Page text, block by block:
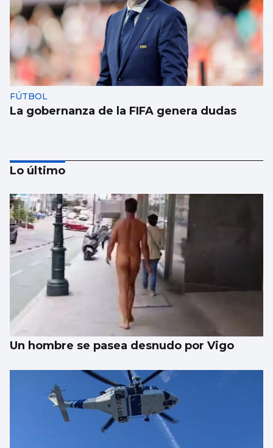
FÚTBOL
La gobernanza de la FIFA genera dudas
Taparse la boca, amarilla
Lo último
Un hombre se pasea desnudo por Vigo